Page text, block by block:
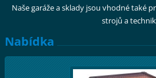
Naše garáže a sklady jsou vhodné také
strojů a
Nabídka